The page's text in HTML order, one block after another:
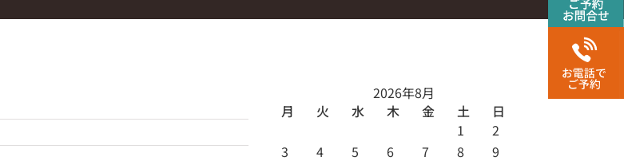
2026年8月
月
火 水 木 金 土
日
1
2
3
4 5 6 7 8
9